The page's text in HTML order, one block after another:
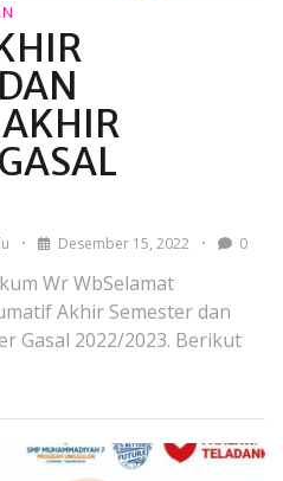
Desember 15, 2022 0
Wr WbSelamat
Akhir Semester dan
Gasal 2022/2023. Berikut